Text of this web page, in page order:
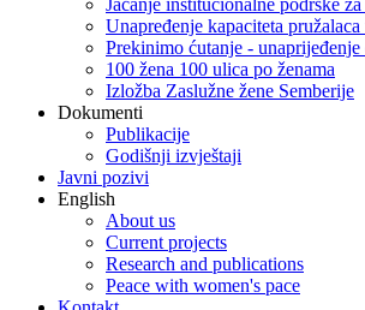
Jačanje institucionalne podrške
Unapređenje kapaciteta
Prekinimo ćutanje -
100 žena 100 ulica po ženama
Izložba Zaslužne žene Semberije
Dokumenti
Publikacije
Godišnji izvještaji
Javni pozivi
English
About us
Current projects
Research and publications
Peace with women's pace